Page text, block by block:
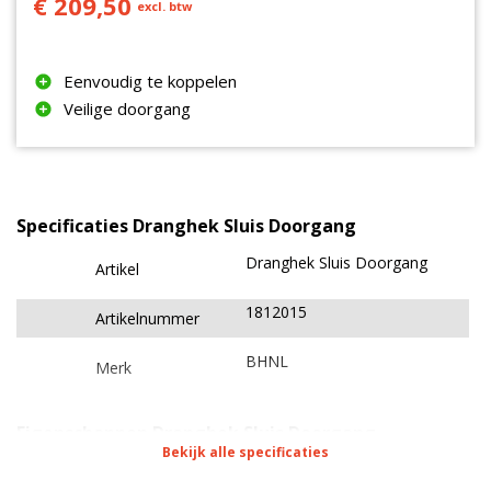
excl. btw
Eenvoudig te koppelen
Veilige doorgang
Specificaties Dranghek Sluis Doorgang
Artikel Dranghek Sluis Doorgang
Artikelnummer 1812015
Merk BHNL
Bekijk alle specificaties